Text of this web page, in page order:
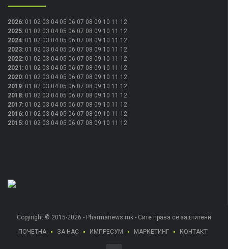
2026: 01 02 03 04 05 06 07 08 09 10 11 12
2025: 01 02 03 04 05 06 07 08 09 10 11 12
2024: 01 02 03 04 05 06 07 08 09 10 11 12
2023: 01 02 03 04 05 06 07 08 09 10 11 12
2022: 01 02 03 04 05 06 07 08 09 10 11 12
2021 : 01 02 03 04 05 06 07 08 09 10 11 12
2020: 01 02 03 04 05 06 07 08 09 10 11 12
2019: 01 02 03 04 05 06 07 08 09 10 11 12
2018: 01 02 03 04 05 06 07 08 09 10 11 12
2017: 01 02 03 04 05 06 07 08 09 10 11 12
2016: 01 02 03 04 05 06 07 08 09 10 11 12
2015: 01 02 03 04 05 06 07 08 09 10 11 12
Copyright © 2015-2026 - Pharmanews.mk - Сите права се заштитени
ПОЧЕТНА
ЗА НАС ИМПРЕСУМ МАРКЕТИНГ КОНТАКТ